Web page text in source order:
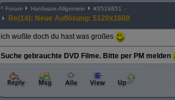
^ Forum Hardware-Allgemein #3519851
Re(14): Neue Auflösung: 5120x1600
ich wußte doch du hast was großes
Suche gebrauchte DVD Filme. Bitte per PM melden